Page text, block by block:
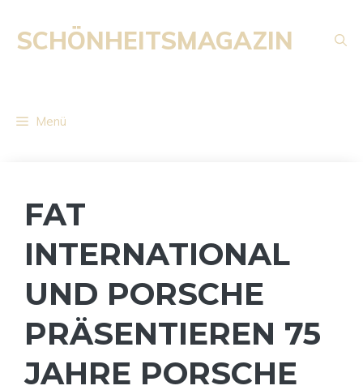
Inhalt
springen
SCHÖNHEITSMAGAZIN
Menü
FAT
INTERNATIONAL
UND PORSCHE
PRÄSENTIEREN 75
JAHRE PORSCHE